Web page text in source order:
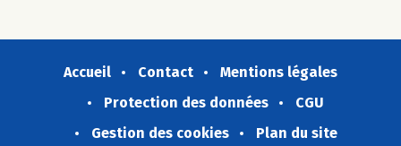
Accueil Contact
Mentions légales
Protection des données
CGU
Gestion des cookies
Plan du site